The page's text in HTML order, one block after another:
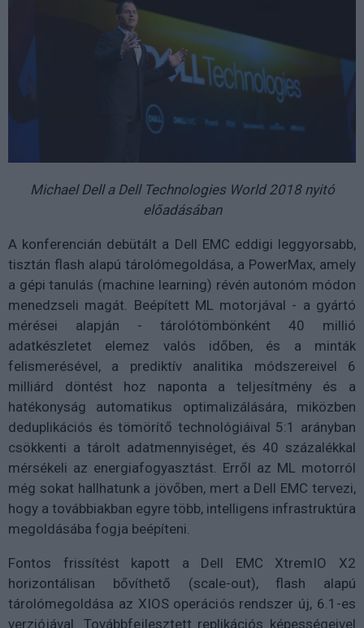
Michael Dell a Dell Technologies World 2018 nyitó
előadásában
A konferencián debütált a Dell EMC eddigi leggyorsabb,
tisztán flash alapú tárolómegoldása, a PowerMax, amely
a gépi tanulás (machine learning) révén autonóm módon
menedzseli magát. Beépített ML motorjával - a gyártó
mérései alapján - tárolótömbönként 40 millió
adatkészletet elemez valós időben, és a minták
felismerésével, a prediktív analitika módszereivel 6
milliárd döntést hoz naponta a teljesítmény és a
hatékonyság automatikus optimalizálására, miközben
deduplikációs és tömörítő technológiáival 5:1 arányban
csökkenti a tárolt adatmennyiséget, és 40 százalékkal
mérsékeli az energiafogyasztást. Erről az ML motorról
még sokat hallhatunk a jövőben, mert a Dell EMC tervezi,
hogy a továbbiakban egyre több, intelligens infrastruktúra
megoldásába fogja beépíteni.
Fontos frissítést kapott a Dell EMC XtremIO X2
horizontálisan bővíthető (scale-out), flash alapú
tárolómegoldása az XIOS operációs rendszer új, 6.1-es
verziójával. Továbbfejlesztett replikációs képességeivel